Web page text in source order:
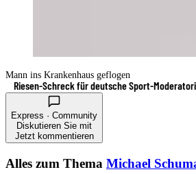
Mann ins Krankenhaus geflogen
Riesen-Schreck für deutsche Sport-
Express · Community
Diskutieren Sie mit
Jetzt kommentieren
Alles zum Thema Michael